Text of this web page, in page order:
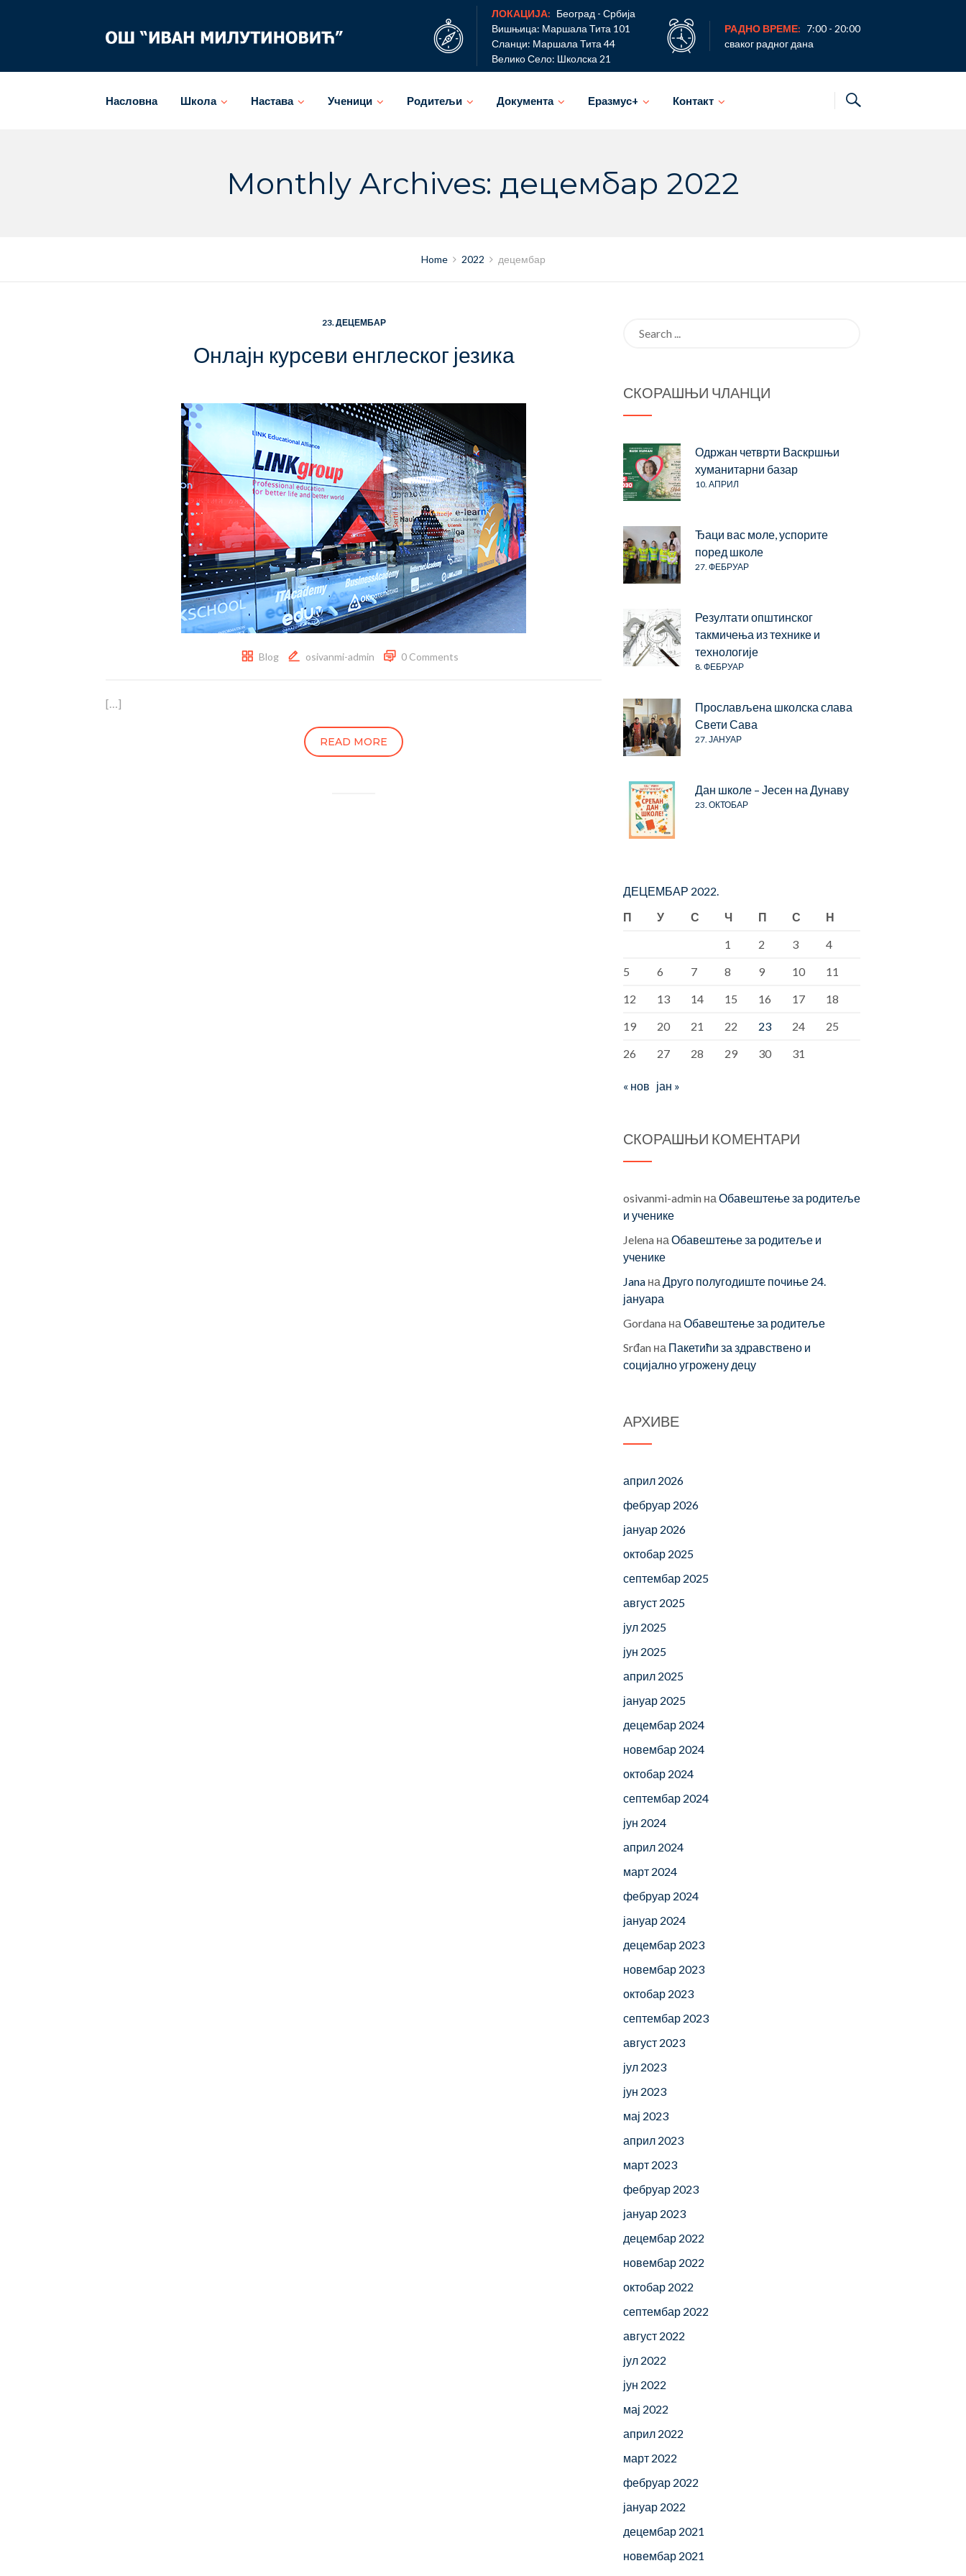
ЛОКАЦИЈА: Београд - Србија
Вишњица: Маршала Тита 101
Сланци: Маршала Тита 44
Велико Село: Школска 21
РАДНО ВРЕМЕ: 7:00 - 20:00
сваког радног дана
Насловна Школа Настава Ученици Родитељи Документа Еразмус+ Контакт
Monthly Archives: децембар 2022
Home 2022 децембар
23. ДЕЦЕМБАР
Онлајн курсеви енглеског језика
Blog osivanmi-admin 0 Comments
[…]
READ MORE
СКОРАШЊИ ЧЛАНЦИ
Одржан четврти Васкршњи
хуманитарни базар
10. АПРИЛ
Ђаци вас моле, успорите
поред школе
27. ФЕБРУАР
Резултати општинског
такмичења из технике и
технологије
8. ФЕБРУАР
Прослављена школска слава
Свети Сава
27. ЈАНУАР
Дан школе – Јесен на Дунаву
23. ОКТОБАР
ДЕЦЕМБАР 2022.
П
У С Ч П С
Н
1
2 3
4
5
6 7 8 9 10
11
12
13 14 15 16 17
18
19
20 21 22 23 24
25
26
27 28 29 30 31
« нов јан »
СКОРАШЊИ КОМЕНТАРИ
osivanmi-admin на Обавештење за родитеље
и ученике
Jelena на Обавештење за родитеље и
ученике
Jana на Друго полугодиште почиње 24.
јануара
Gordana на Обавештење за родитеље
Srđan на Пакетићи за здравствено и
социјално угрожену децу
АРХИВЕ
април 2026
фебруар 2026
јануар 2026
октобар 2025
септембар 2025
август 2025
јул 2025
јун 2025
април 2025
јануар 2025
децембар 2024
новембар 2024
октобар 2024
септембар 2024
јун 2024
април 2024
март 2024
фебруар 2024
јануар 2024
децембар 2023
новембар 2023
октобар 2023
септембар 2023
август 2023
јул 2023
јун 2023
мај 2023
април 2023
март 2023
фебруар 2023
јануар 2023
децембар 2022
новембар 2022
октобар 2022
септембар 2022
август 2022
јул 2022
јун 2022
мај 2022
април 2022
март 2022
фебруар 2022
јануар 2022
децембар 2021
новембар 2021